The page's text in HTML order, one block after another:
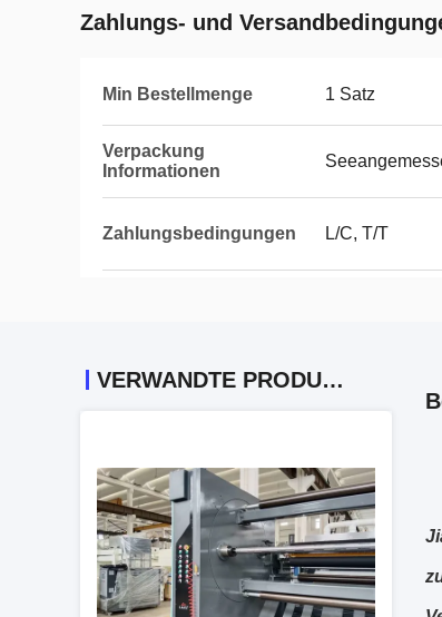
Zahlungs- und
Min Bestellmenge 1 Satz
Verpackung
Informationen
Zahlungsbedingungen L/C, T/T
VERWANDTE PRODUKTE